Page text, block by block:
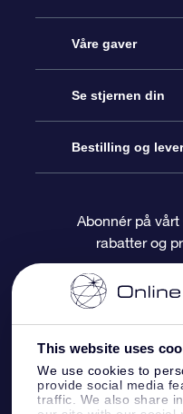
This website uses
We use cookies to
provide social media
traffic. We also share
Kundeservice
Kontakt oss
Bloggen
Anmeldelser
Våre gaver
Online Stjernegave
OSR Gavepakke
OSR-gavekortet
Bedriftsgaver
Se stjernen din
Star Register
Pesontilpasset
One Million Stars
OSR Starsaver
Fly me to the
Bestilling og
Fraktinformasjon
Returpolicy
Stjernebildene
Abonnér på vårt
rabatter og